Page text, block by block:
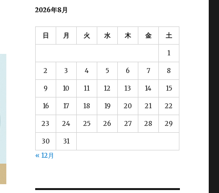
2026年8月
日 月 火 水 木 金 土
1
2 3 4 5 6 7 8
9 10 11 12 13 14 15
16 17 18 19 20 21 22
23 24 25 26 27 28 29
30
31
« 12月